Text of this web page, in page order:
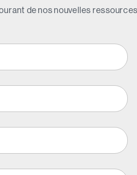
de nos nouvelles